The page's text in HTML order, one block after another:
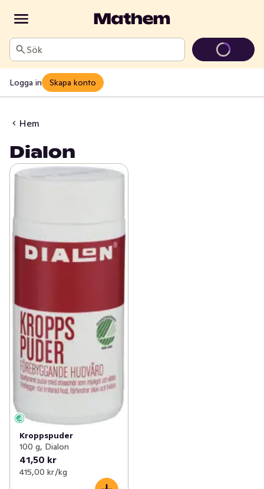
Sök
Logga in Skapa konto
Hem
Dialon
Kroppspuder
100 g, Dialon
41,50 kr
415,00 kr /kg